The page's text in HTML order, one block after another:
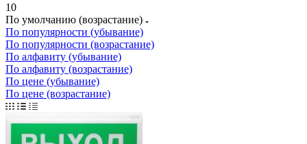
10
По умолчанию (возрастание)
По популярности (убывание)
По популярности (возрастание)
По алфавиту (убывание)
По алфавиту (возрастание)
По цене (убывание)
По цене (возрастание)